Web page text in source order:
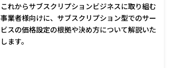
これからサブスクリプションビジネスに取り組む
事業者様向けに、サブスクリプション型でのサー
ビスの価格設定の根拠や決め方について解説いた
します。